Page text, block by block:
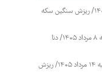
قیمت طلا و سکه یکشنبه ۱۱ مرداد ۱۴۰۵/ ریزش سنگین سکه
قیمت محصولات ایران خودرو پنج‌شنبه ۸ مرداد ۱۴۰۵/ دنا
قیمت محصولات ایران خودرو چهارشنبه ۱۴ مرداد ۱۴۰۵/ ریزش